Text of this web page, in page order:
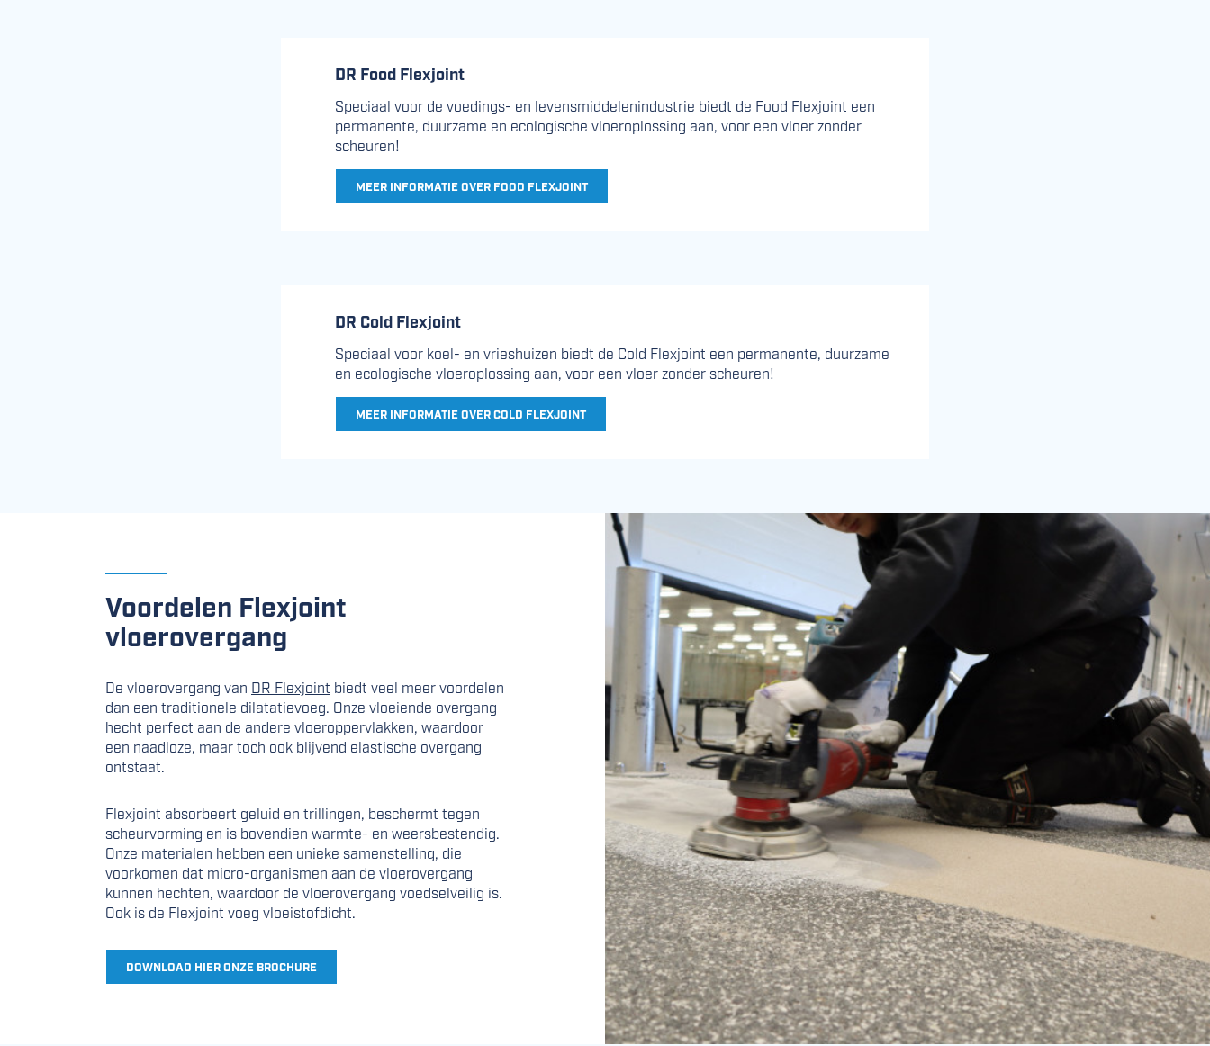
DR Food Flexjoint
Speciaal voor de voedings- en levensmiddelenindustrie biedt de Food Flexjoint een
permanente, duurzame en ecologische vloeroplossing aan, voor een vloer zonder
scheuren!
MEER INFORMATIE OVER FOOD FLEXJOINT
DR Cold Flexjoint
Speciaal voor koel- en vrieshuizen biedt de Cold Flexjoint een permanente, duurzame
en ecologische vloeroplossing aan, voor een vloer zonder scheuren!
MEER INFORMATIE OVER COLD FLEXJOINT
Voordelen Flexjoint
vloerovergang
De vloerovergang van DR Flexjoint biedt veel meer voordelen
dan een traditionele dilatatievoeg. Onze vloeiende overgang
hecht perfect aan de andere vloeroppervlakken, waardoor
een naadloze, maar toch ook blijvend elastische overgang
ontstaat.
Flexjoint absorbeert geluid en trillingen, beschermt tegen
scheurvorming en is bovendien warmte- en weersbestendig.
Onze materialen hebben een unieke samenstelling, die
voorkomen dat micro-organismen aan de vloerovergang
kunnen hechten, waardoor de vloerovergang voedselveilig is.
Ook is de Flexjoint voeg vloeistofdicht.
DOWNLOAD HIER ONZE BROCHURE